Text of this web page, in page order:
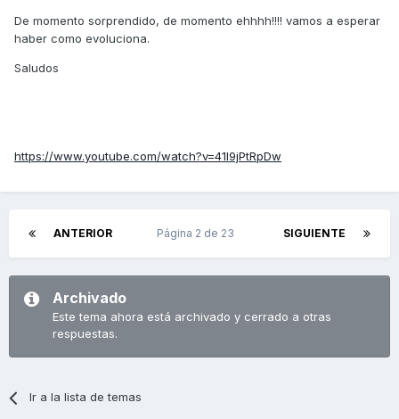
De momento sorprendido, de momento ehhhh!!!! vamos a esperar
haber como evoluciona.
Saludos
https://www.youtube.com/watch?v=41l9jPtRpDw
ANTERIOR SIGUIENTE
Página 2 de 23
Archivado
Este tema ahora está archivado y cerrado a otras
respuestas.
Ir a la lista de temas